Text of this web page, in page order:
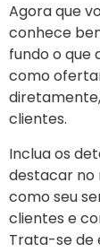
Agora que
conhece
fundo o que
como
clientes.
Inclua os
destacar no
como seu
clientes e
Trata-se de